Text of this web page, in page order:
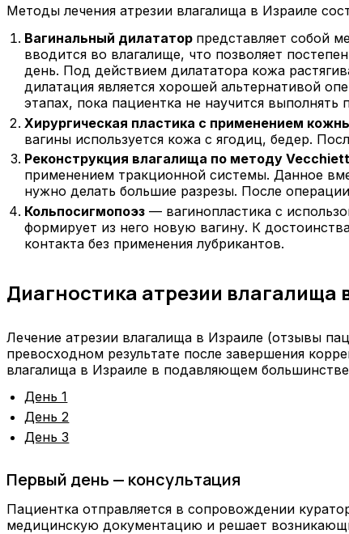
Методы лечения атрезии влагалища в Израиле
Вагинальный дилататор представляет собой
вводится во влагалище, что позволяет
день. Под действием дилататора кожа
дилатация является хорошей альтернативой
этапах, пока пациентка не научится
Хирургическая пластика с применением
вагины используется кожа с ягодиц, бедер.
Реконструкция влагалища по методу
применением тракционной системы. Данное
нужно делать большие разрезы. После
Кольпосигмопоэз — вагинопластика с
формирует из него новую вагину. К
контакта без применения лубрикантов.
Диагностика атрезии влагалища
Лечение атрезии влагалища в Израиле (отзывы
превосходном результате после завершения
влагалища в Израиле в подавляющем
День 1
День 2
День 3
Первый день — консультация
Пациентка отправляется в сопровождении
медицинскую документацию и решает